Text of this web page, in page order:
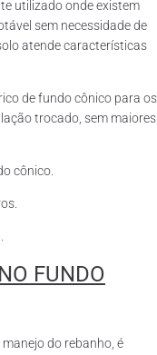
utilizado onde existem
sem necessidade de
atende características
de fundo cônico para os
trocado, sem maiores
cônico.
FUNDO
do rebanho, é